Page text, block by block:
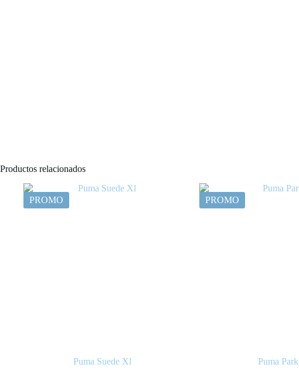
Productos relacionados
PROMO
Puma Suede Xl
PROMO
Puma Park